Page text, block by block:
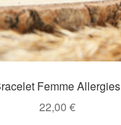
Femme Allergies
22,00 €